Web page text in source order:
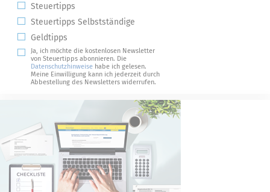
Steuertipps
Steuertipps Selbstständige
Geldtipps
Ja, ich möchte die kostenlosen Newsletter
von Steuertipps abonnieren. Die
Datenschutzhinweise habe ich gelesen.
Meine Einwilligung kann ich jederzeit durch
Abbestellung des Newsletters widerrufen.